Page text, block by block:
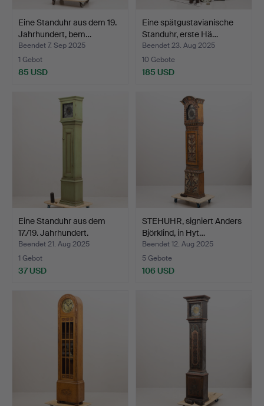
Eine Standuhr aus dem 19.
Jahrhundert, bem…
Beendet 7. Sep 2025
1 Gebot
85 USD
Eine spätgustavianische
Standuhr, erste Hä…
Beendet 23. Aug 2025
10 Gebote
185 USD
Eine Standuhr aus dem
17./19. Jahrhundert.
Beendet 21. Aug 2025
1 Gebot
37 USD
STEHUHR, signiert Anders
Björklind, in Hyt…
Beendet 12. Aug 2025
5 Gebote
106 USD